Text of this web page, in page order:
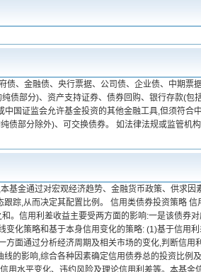
债、金融债、央行票据、公司债、企业债、中期票
债部分)、资产支持证券、债券回购、银行存款(包
国证监会允许基金投资的其他金融工具,但须符合
债部分除外)、可交换债券。 如法律法规或监管机
基金通过对宏观经济趋势、金融货币政策、供求因
踪,从而决定其配置比例。 信用类债券投资策略 信
。信用利差收益主要受两方面的影响:一是该债券对
化策略和基于本身信用变化的策略: (1)基于信用利
面通过分析经济周期及相关市场的变化,判断信用
的影响,综合各种因素确定信用债券总的投资比例
用水平变化、违约风险及理论信用利差等。本基金